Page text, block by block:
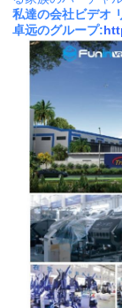
私達の会社ビデオ
卓远のグループ: